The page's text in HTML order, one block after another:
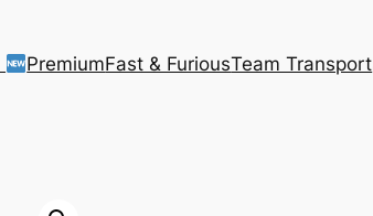
PremiumFast & FuriousTeam Transport